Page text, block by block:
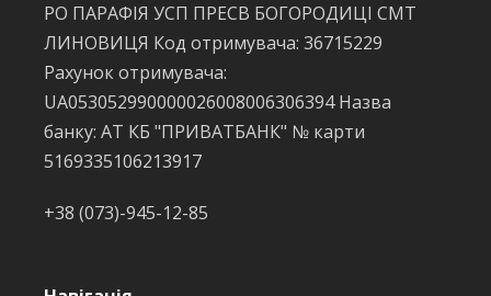
РО ПАРАФІЯ УСП ПРЕСВ БОГОРОДИЦІ СМТ
ЛИНОВИЦЯ Код отримувача: 36715229
Рахунок отримувача:
UA053052990000026008006306394 Назва
банку: АТ КБ "ПРИВАТБАНК" № карти
5169335106213917
+38 (073)-945-12-85